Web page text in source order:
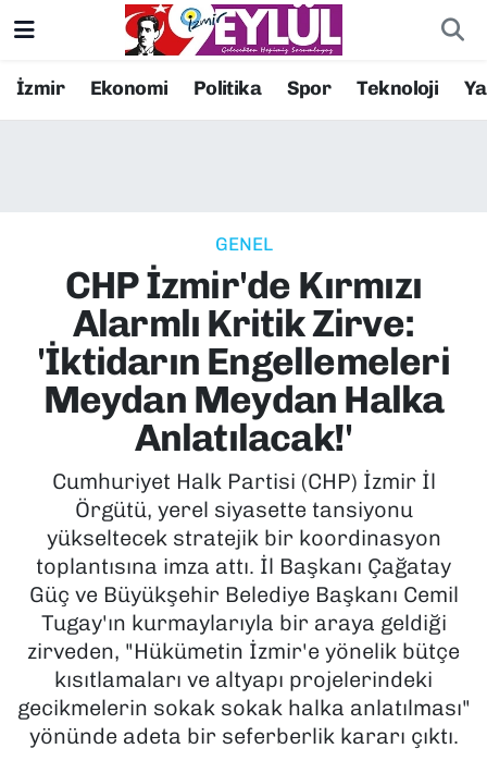
İzmir Ekonomi Politika Spor Teknoloji
GENEL
CHP İzmir'de Kırmızı
Alarmlı Kritik Zirve:
'İktidarın Engellemeleri
Meydan Meydan Halka
Anlatılacak!'
Cumhuriyet Halk Partisi (CHP) İzmir İl
Örgütü, yerel siyasette tansiyonu
yükseltecek stratejik bir koordinasyon
toplantısına imza attı. İl Başkanı Çağatay
Güç ve Büyükşehir Belediye Başkanı Cemil
Tugay'ın kurmaylarıyla bir araya geldiği
zirveden, "Hükümetin İzmir'e yönelik bütçe
kısıtlamaları ve altyapı projelerindeki
gecikmelerin sokak sokak halka anlatılması"
yönünde adeta bir seferberlik kararı çıktı.
Resmi İlanlar
EKONOMİ
KÜLTÜR SANAT
MAGAZİN
POLİTİKA
SAĞLIK
SPOR
TEKNOLOJİ
YAŞAM
YEREL YÖNETİMLER
Konak Nöbetçi Eczaneler
Süper Lig Puan Durumu ve Fikstür
Tüm Manşetler
Son Dakika Haberleri
Haber Arşivi